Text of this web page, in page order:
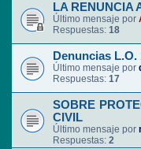
LA RENUNCIA
Último mensaje por
Respuestas: 18
Denuncias L.O.
Último mensaje por
Respuestas: 17
SOBRE
CIVIL
Último mensaje por
Respuestas: 2